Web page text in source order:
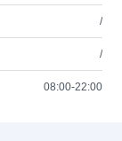
/
/
08:00-22:00